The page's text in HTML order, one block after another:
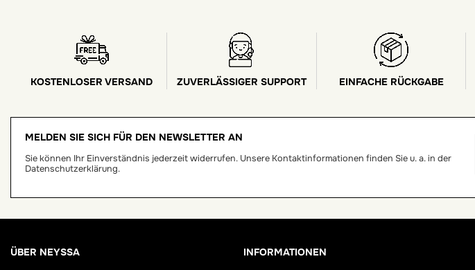
KOSTENLOSER VERSAND ZUVERLÄSSIGER SUPPORT EINFACHE RÜCKGABE
MELDEN SIE SICH FÜR DEN NEWSLETTER AN
Sie können Ihr Einverständnis jederzeit widerrufen. Unsere Kontaktinformationen finden Sie u. a. in der
Datenschutzerklärung.
ÜBER NEYSSA INFORMATIONEN